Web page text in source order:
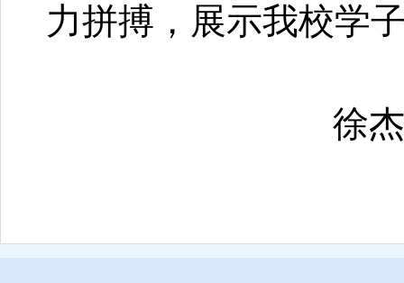
力拼搏，展示我校学
徐